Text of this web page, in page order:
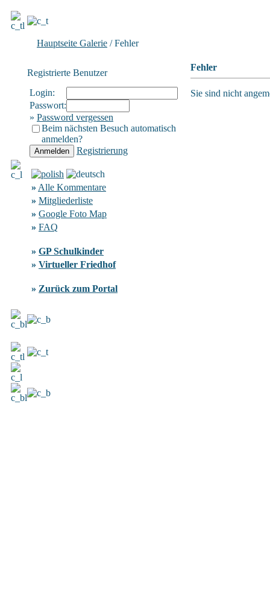
Hauptseite Galerie / Fehler
Registrierte Benutzer
Login:
Passwort:
» Password vergessen
Beim nächsten Besuch automatisch
anmelden?
Registrierung
» Alle Kommentare
» Mitgliederliste
» Google Foto Map
» FAQ
» GP Schulkinder
» Virtueller Friedhof
» Zurück zum Portal
Fehler
Sie sind nicht